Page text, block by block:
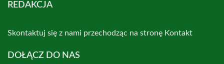
REDAKCJA
Skontaktuj się z nami przechodząc na stronę Kontakt
DOŁĄCZ DO NAS